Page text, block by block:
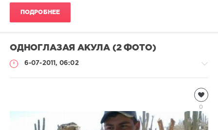
ПОДРОБНЕЕ
ОДНОГЛАЗАЯ АКУЛА (2 ФОТО)
6-07-2011, 06:02
0